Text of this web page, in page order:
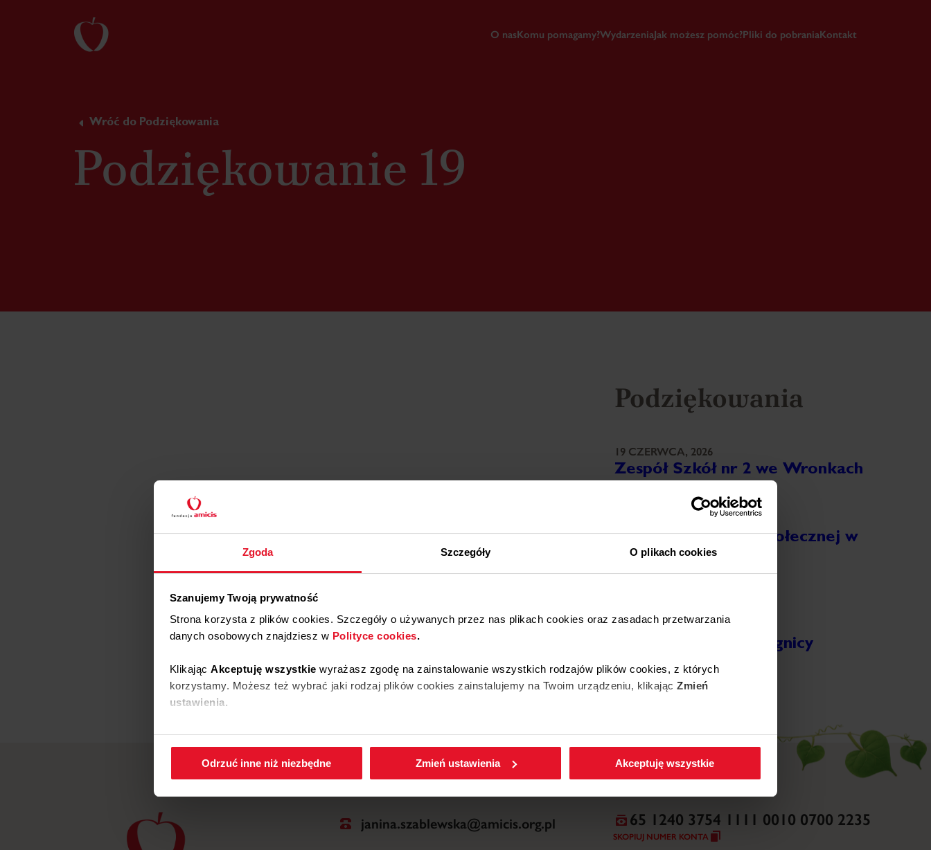
Zgoda Szczegóły O plikach cookies
Szanujemy Twoją prywatność
Strona korzysta z plików cookies. Szczegóły o używanych przez nas plikach cookies oraz zasadach przetwarzania
danych osobowych znajdziesz w Polityce cookies.
Klikając Akceptuję wszystkie wyrażasz zgodę na zainstalowanie wszystkich rodzajów plików cookies, z których
korzystamy. Możesz też wybrać jaki rodzaj plików cookies zainstalujemy na Twoim urządzeniu, klikając Zmień
ustawienia.
W każdej chwili możesz zmienić wybrane przez Ciebie ustawienia plików cookies wchodząc w zakładkęPolityka
Odrzuć inne niż niezbędne
Zmień ustawienia Akceptuję wszystkie
O nasKomu pomagamy?WydarzeniaJak możesz pomóc?Pliki do pobraniaKontakt
Wróć do Podziękowania
Podziękowanie 19
Podziękowania
19 CZERWCA, 2026
Zespół Szkół nr 2 we Wronkach
18 CZERWCA, 2026
Ośrodek Pomocy Społecznej w
Ostrorogu
Więcej
Wojewódzki Szpital
Specjalistyczny w Legnicy
Więcej
janina.szablewska@amicis.org.pl 65 1240 3754 1111 0010 0700 2235
SKOPIUJ NUMER KONTA